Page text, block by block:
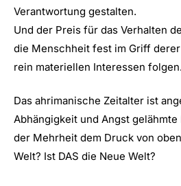
Verantwortung gestalten.
Und der Preis für das Verhalten
die Menschheit fest im Griff
rein materiellen Interessen folgen.
Das ahrimanische Zeitalter ist
Abhängigkeit und Angst
der Mehrheit dem Druck von
Welt? Ist DAS die Neue Welt?